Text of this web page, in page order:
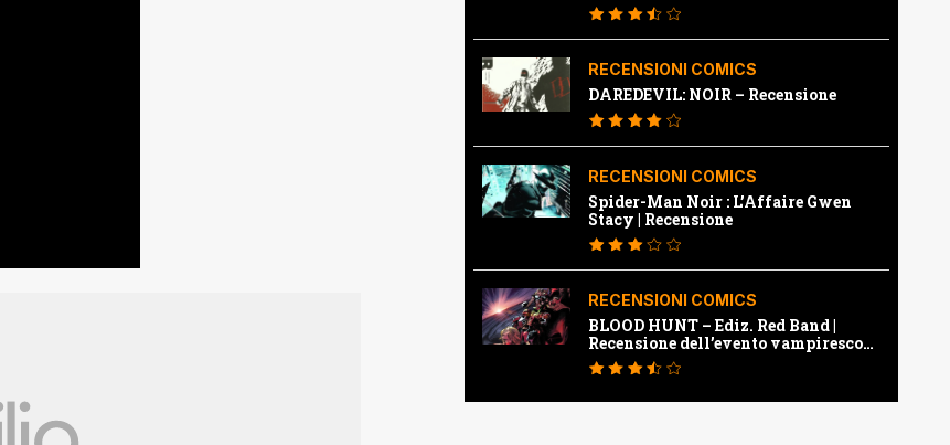
RECENSIONI COMICS
DAREDEVIL: NOIR – Recensione
RECENSIONI COMICS
Spider-Man Noir : L’Affaire Gwen
Stacy | Recensione
RECENSIONI COMICS
BLOOD HUNT – Ediz. Red Band |
Recensione dell’evento vampiresco
della Marvel